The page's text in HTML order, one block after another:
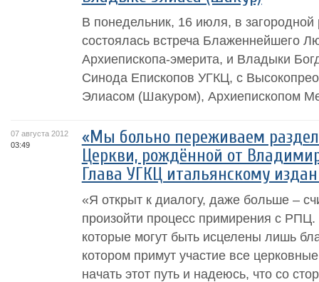
В понедельник, 16 июля, в
состоялась встреча Блаженнейшего
Архиепископа-эмерита, и Владыки
Синода Епископов УГКЦ, с
Элиасом (Шакуром), Архиепископом
07 августа 2012
03:49
«Мы больно переживаем
Церкви, рождённой от
Глава УГКЦ итальянскому
«Я открыт к диалогу, даже больше –
произойти процесс примирения с РПЦ.
которые могут быть исцелены лишь
котором примут участие все
начать этот путь и надеюсь, что со